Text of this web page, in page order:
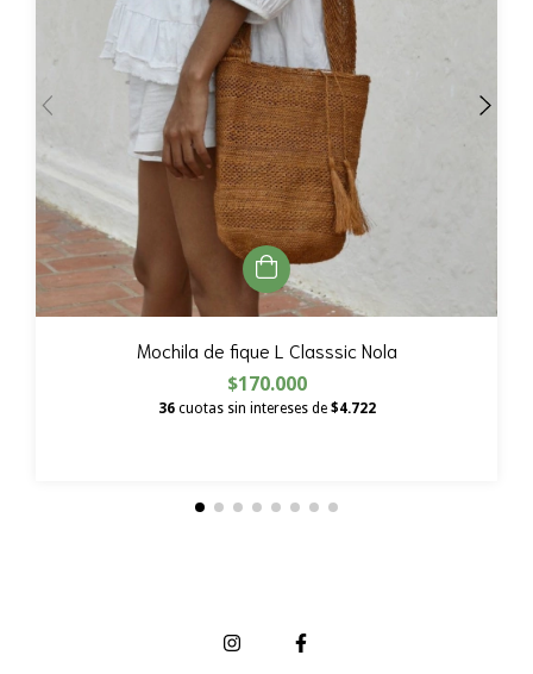
Mochila de fique L Classsic Nola
$170.000
36 cuotas sin intereses de $4.722